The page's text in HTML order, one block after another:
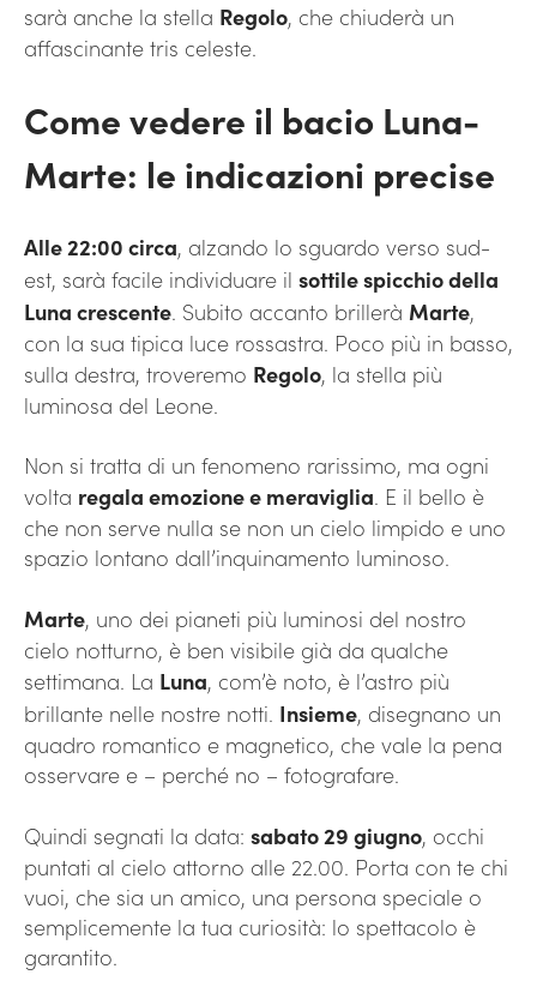
sarà anche la stella Regolo, che chiuderà un
affascinante tris celeste.
Come vedere il bacio Luna-
Marte: le indicazioni precise
Alle 22:00 circa, alzando lo sguardo verso sud-
est, sarà facile individuare il sottile spicchio della
Luna crescente. Subito accanto brillerà Marte,
con la sua tipica luce rossastra. Poco più in basso,
sulla destra, troveremo Regolo, la stella più
luminosa del Leone.
Non si tratta di un fenomeno rarissimo, ma ogni
volta regala emozione e meraviglia. E il bello è
che non serve nulla se non un cielo limpido e uno
spazio lontano dall’inquinamento luminoso.
Marte, uno dei pianeti più luminosi del nostro
cielo notturno, è ben visibile già da qualche
settimana. La Luna, com’è noto, è l’astro più
brillante nelle nostre notti. Insieme, disegnano un
quadro romantico e magnetico, che vale la pena
osservare e – perché no – fotografare.
Quindi segnati la data: sabato 29 giugno, occhi
puntati al cielo attorno alle 22.00. Porta con te chi
vuoi, che sia un amico, una persona speciale o
semplicemente la tua curiosità: lo spettacolo è
garantito.